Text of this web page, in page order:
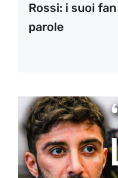
Rossi: i suoi
parole